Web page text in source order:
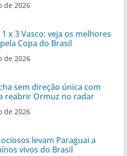
de 2026
x 3 Vasco: veja os melhores
Copa do Brasil
de 2026
sem direção única com
reabrir Ormuz no radar
de 2026
levam Paraguai a
vivos do Brasil